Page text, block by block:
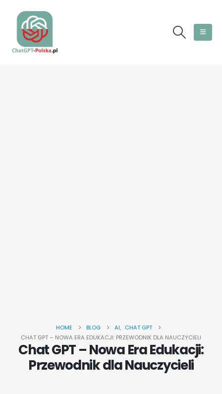
HOME BLOG AI, CHAT GPT
CHAT GPT – NOWA ERA EDUKACJI: PRZEWODNIK DLA NAUCZYCIELI
Chat GPT – Nowa Era Edukacji:
Przewodnik dla Nauczycieli